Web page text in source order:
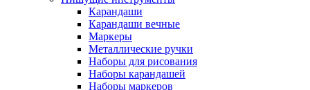
Карандаши
Карандаши вечные
Маркеры
Металлические ручки
Наборы для рисования
Наборы карандашей
Наборы маркеров